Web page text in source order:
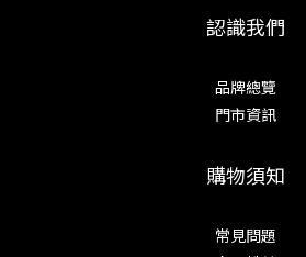
認識我們
品牌總覽
門市資訊
購物須知
常見問題